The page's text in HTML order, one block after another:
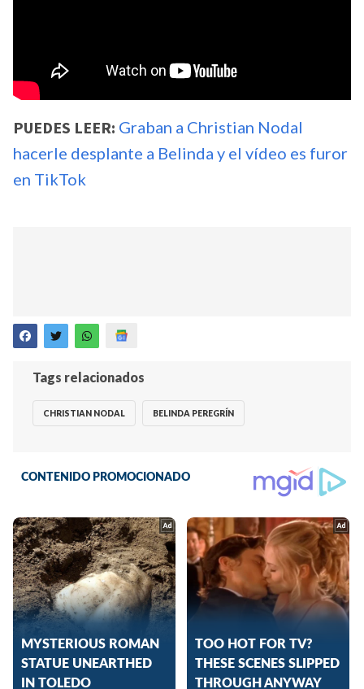
PUEDES LEER: Graban a Christian Nodal
hacerle desplante a Belinda y el vídeo es furor
en TikTok
Tags relacionados
CHRISTIAN NODAL BELINDA PEREGRÍN